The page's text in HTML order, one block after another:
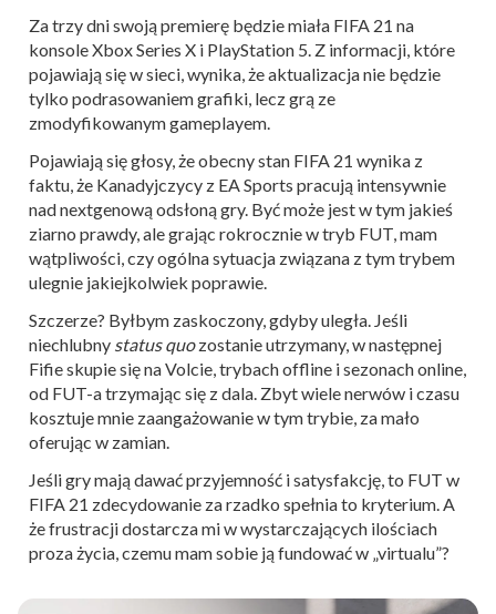
Za trzy dni swoją premierę będzie miała FIFA 21 na
konsole Xbox Series X i PlayStation 5. Z informacji, które
pojawiają się w sieci, wynika, że aktualizacja nie będzie
tylko podrasowaniem grafiki, lecz grą ze
zmodyfikowanym gameplayem.
Pojawiają się głosy, że obecny stan FIFA 21 wynika z
faktu, że Kanadyjczycy z EA Sports pracują intensywnie
nad nextgenową odsłoną gry. Być może jest w tym jakieś
ziarno prawdy, ale grając rokrocznie w tryb FUT, mam
wątpliwości, czy ogólna sytuacja związana z tym trybem
ulegnie jakiejkolwiek poprawie.
Szczerze? Byłbym zaskoczony, gdyby uległa. Jeśli
niechlubny status quozostanie utrzymany, w następnej
Fifie skupie się na Volcie, trybach offline i sezonach online,
od FUT-a trzymając się z dala. Zbyt wiele nerwów i czasu
kosztuje mnie zaangażowanie w tym trybie, za mało
oferując w zamian.
Jeśli gry mają dawać przyjemność i satysfakcję, to FUT w
FIFA 21 zdecydowanie za rzadko spełnia to kryterium. A
że frustracji dostarcza mi w wystarczających ilościach
proza życia, czemu mam sobie ją fundować w „virtualu”?